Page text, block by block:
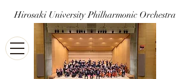
Hirosaki University Philharmonic Orchestra